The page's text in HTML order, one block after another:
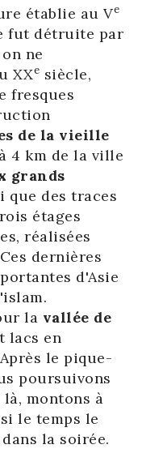
établie au Ve
fut détruite par
ne
XXe siècle,
fresques
de la vieille
4 km de la ville
grands
que des traces
étages
réalisées
dernières
d'Asie
la vallée de
lacs en
le pique-
poursuivons
là, montons à
le temps le
la soirée.